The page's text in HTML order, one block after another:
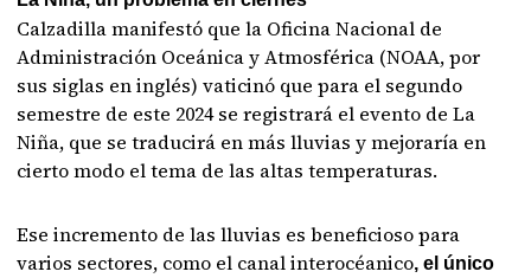
Calzadilla manifestó que la Oficina Nacional de
Administración Oceánica y Atmosférica (NOAA, por
sus siglas en inglés) vaticinó que para el segundo
semestre de este 2024 se registrará el evento de La
Niña, que se traducirá en más lluvias y mejoraría en
cierto modo el tema de las altas temperaturas.
Ese incremento de las lluvias es beneficioso para
varios sectores, como el canal interocéanico, el único